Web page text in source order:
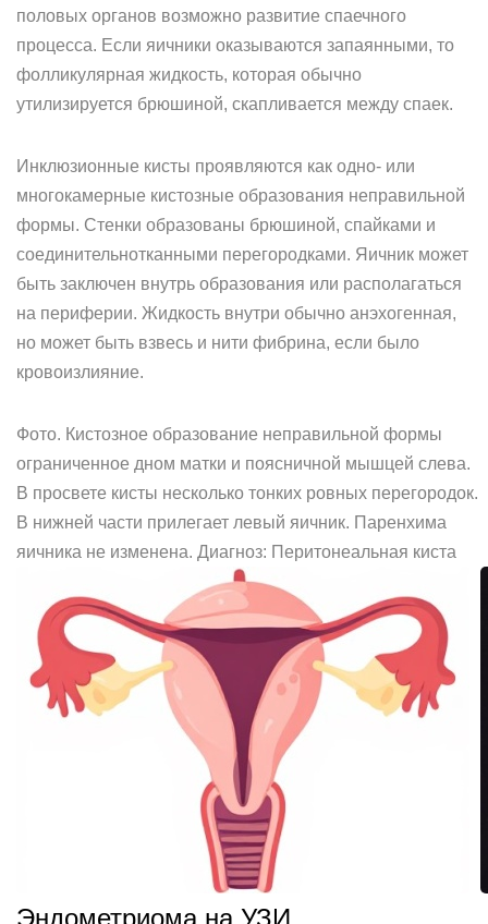
половых органов возможно развитие спаечного
процесса. Если яичники оказываются запаянными, то
фолликулярная жидкость, которая обычно
утилизируется брюшиной, скапливается между спаек.
Инклюзионные кисты проявляются как одно- или
многокамерные кистозные образования неправильной
формы. Стенки образованы брюшиной, спайками и
соединительнотканными перегородками. Яичник может
быть заключен внутрь образования или располагаться
на периферии. Жидкость внутри обычно анэхогенная,
но может быть взвесь и нити фибрина, если было
кровоизлияние.
Фото. Кистозное образование неправильной формы
ограниченное дном матки и поясничной мышцей слева.
В просвете кисты несколько тонких ровных перегородок.
В нижней части прилегает левый яичник. Паренхима
яичника не изменена. Диагноз: Перитонеальная киста
Эндометриома на УЗИ